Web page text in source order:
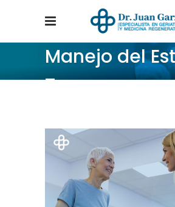
Manejo del
Tag